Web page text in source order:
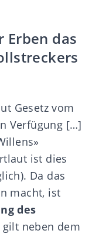
Erben das
Gesetz vom
Verfügung […]
ist dies
Da das
macht, ist
des
gilt neben dem